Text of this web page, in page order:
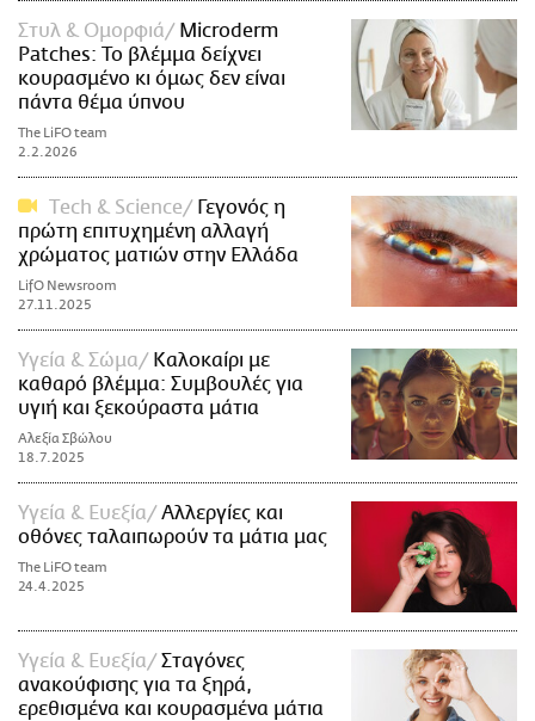
Στυλ & Ομορφιά
Microderm
Patches: Το βλέμμα δείχνει
κουρασμένο κι όμως δεν είναι
πάντα θέμα ύπνου
The LiFO team
2.2.2026
Τech & Science
Γεγονός η
πρώτη επιτυχημένη αλλαγή
χρώματος ματιών στην Ελλάδα
LifO Newsroom
27.11.2025
Υγεία & Σώμα
Καλοκαίρι με
καθαρό βλέμμα: Συμβουλές για
υγιή και ξεκούραστα μάτια
Αλεξία Σβώλου
18.7.2025
Υγεία & Ευεξία
Αλλεργίες και
οθόνες ταλαιπωρούν τα μάτια μας
The LiFO team
24.4.2025
Υγεία & Ευεξία
Σταγόνες
ανακούφισης για τα ξηρά,
ερεθισμένα και κουρασμένα μάτια